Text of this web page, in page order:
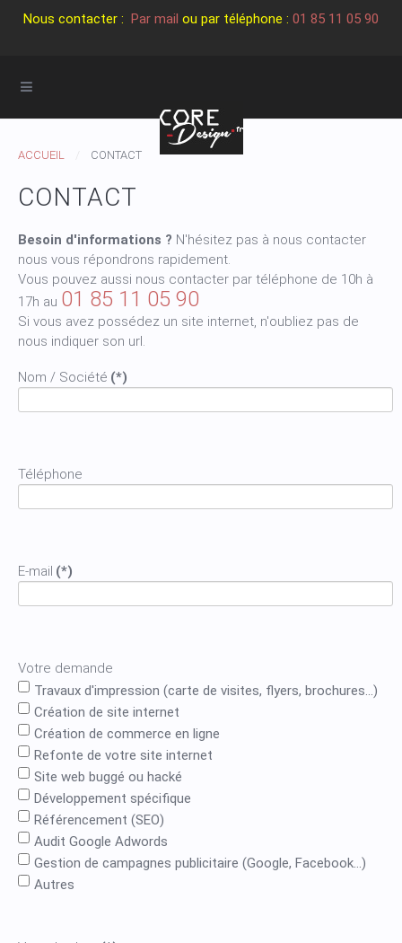
Nous contacter : Par mail ou par téléphone : 01 85 11 05 90
ACCUEIL CONTACT
CONTACT
Besoin d'informations ? N'hésitez pas à nous contacter
nous vous répondrons rapidement.
Vous pouvez aussi nous contacter par téléphone de 10h à
17h au 01 85 11 05 90
Si vous avez possédez un site internet, n'oubliez pas de
nous indiquer son url.
Nom / Société (*)
Téléphone
E-mail (*)
Votre demande
Travaux d'impression (carte de visites, flyers, brochures...)
Création de site internet
Création de commerce en ligne
Refonte de votre site internet
Site web buggé ou hacké
Développement spécifique
Référencement (SEO)
Audit Google Adwords
Gestion de campagnes publicitaire (Google, Facebook...)
Autres